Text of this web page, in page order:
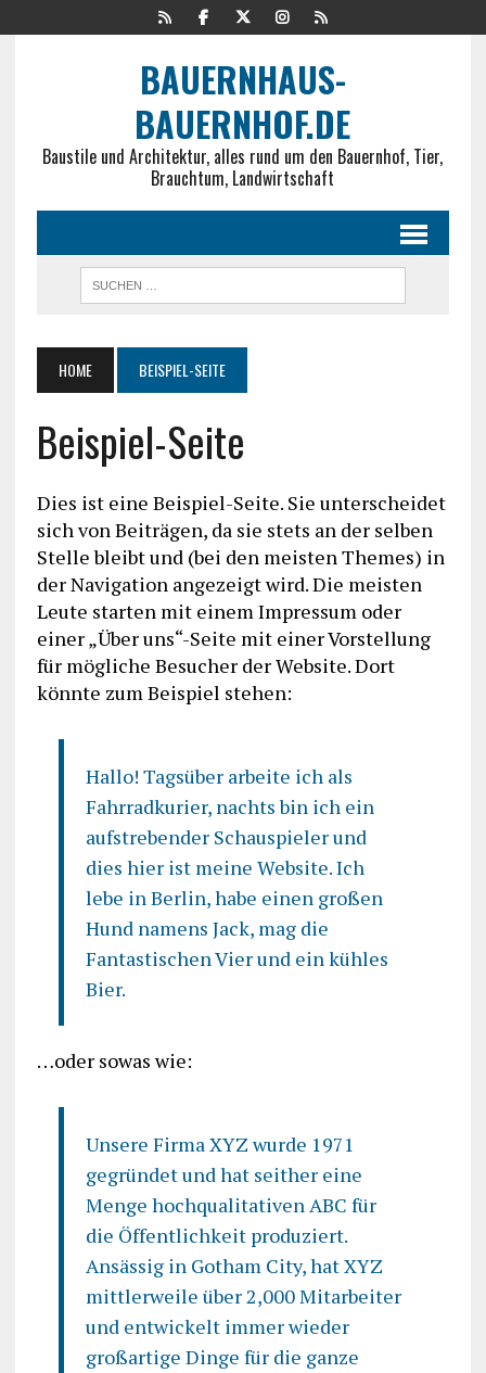
BAUERNHAUS-
BAUERNHOF.DE
Baustile und Architektur, alles rund um den Bauernhof, Tier,
Brauchtum, Landwirtschaft
HOME BEISPIEL-SEITE
Beispiel-Seite
Dies ist eine Beispiel-Seite. Sie unterscheidet
sich von Beiträgen, da sie stets an der selben
Stelle bleibt und (bei den meisten Themes) in
der Navigation angezeigt wird. Die meisten
Leute starten mit einem Impressum oder
einer „Über uns“-Seite mit einer Vorstellung
für mögliche Besucher der Website. Dort
könnte zum Beispiel stehen:
Hallo! Tagsüber arbeite ich als
Fahrradkurier, nachts bin ich ein
aufstrebender Schauspieler und
dies hier ist meine Website. Ich
lebe in Berlin, habe einen großen
Hund namens Jack, mag die
Fantastischen Vier und ein kühles
Bier.
…oder sowas wie:
Unsere Firma XYZ wurde 1971
gegründet und hat seither eine
Menge hochqualitativen ABC für
die Öffentlichkeit produziert.
Ansässig in Gotham City, hat XYZ
mittlerweile über 2,000 Mitarbeiter
und entwickelt immer wieder
großartige Dinge für die ganze